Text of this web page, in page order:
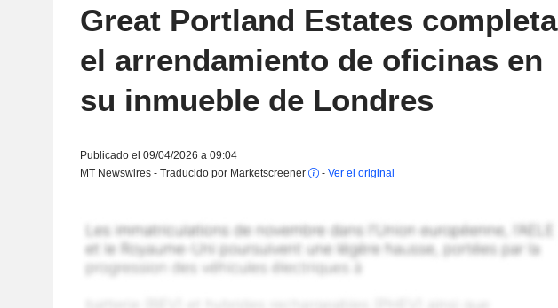
Great Portland Estates completa
el arrendamiento de oficinas en
su inmueble de Londres
Publicado el 09/04/2026 a 09:04
MT Newswires - Traducido por Marketscreener
- Ver el original